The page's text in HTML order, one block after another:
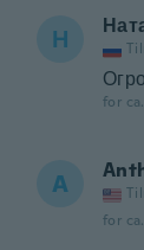
Н
for
A
for